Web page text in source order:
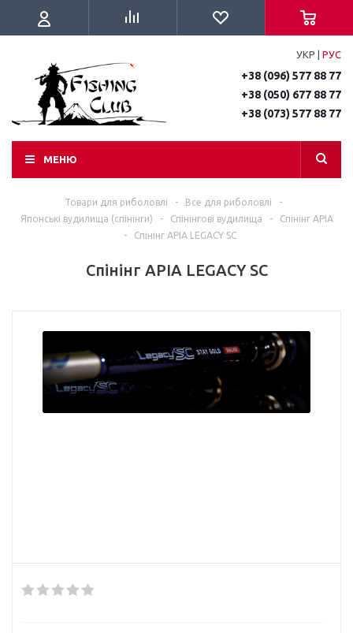
УКР РУС
+38 (096) 577 88 77
+38 (050) 677 88 77
+38 (073) 577 88 77
МЕНЮ
Товари для риболовлі - Все для риболовлі
-
Японські вудилища (спінінги)
- Спінінгові вудилища -
Спінінг APIA
-
Спінінг APIA LEGACY SC
Спінінг APIA LEGACY SC